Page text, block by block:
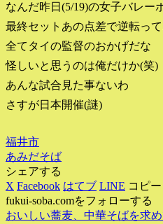
なんだ昨日(5/19)の女子バレー
最終セットあの点差で逆転って
全てタイの監督のおかげだな
怪しいと思うのは俺だけか(笑)
あんな試合見た事ないわ
さすが日本開催(謎)
福井市
あみだそば
シェアする
X Facebook はてブ LINE コピー
fukui-soba.comをフォローする
おいしい蕎麦、中華そばを求